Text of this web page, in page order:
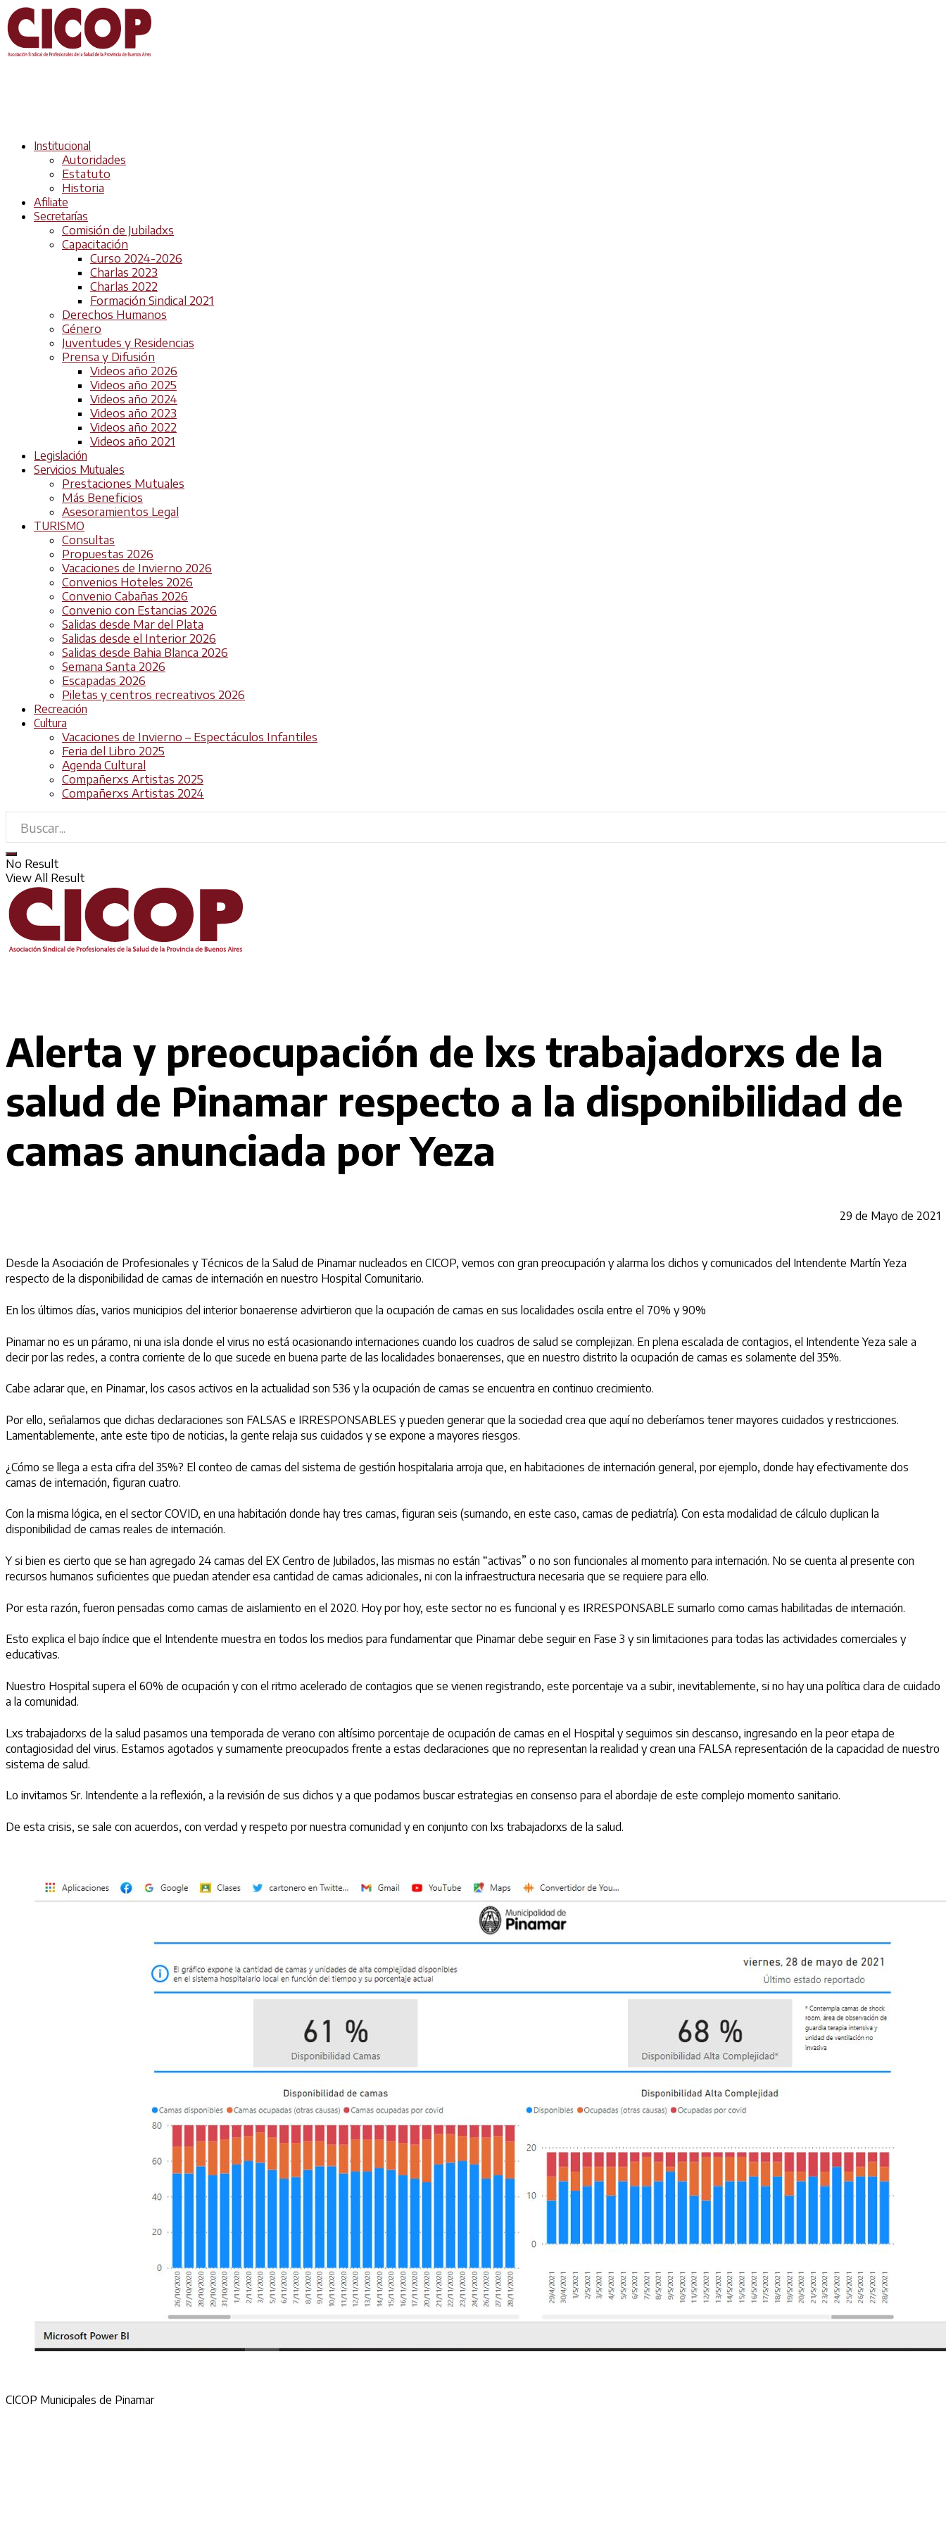
Institucional
Autoridades
Estatuto
Historia
Afiliate
Secretarías
Comisión de Jubiladxs
Capacitación
Curso 2024-2026
Charlas 2023
Charlas 2022
Formación Sindical 2021
Derechos Humanos
Género
Juventudes y Residencias
Prensa y Difusión
Videos año 2026
Videos año 2025
Videos año 2024
Videos año 2023
Videos año 2022
Videos año 2021
Legislación
Servicios Mutuales
Prestaciones Mutuales
Más Beneficios
Asesoramientos Legal
TURISMO
Consultas
Propuestas 2026
Vacaciones de Invierno 2026
Convenios Hoteles 2026
Convenio Cabañas 2026
Convenio con Estancias 2026
Salidas desde Mar del Plata
Salidas desde el Interior 2026
Salidas desde Bahia Blanca 2026
Semana Santa 2026
Escapadas 2026
Piletas y centros recreativos 2026
Recreación
Cultura
Vacaciones de Invierno – Espectáculos Infantiles
Feria del Libro 2025
Agenda Cultural
Compañerxs Artistas 2025
Compañerxs Artistas 2024
No Result
View All Result
Alerta y preocupación de lxs trabajadorxs de la
salud de Pinamar respecto a la disponibilidad de
camas anunciada por Yeza
29 de Mayo de 2021
Desde la Asociación de Profesionales y Técnicos de la Salud de Pinamar nucleados en CICOP, vemos con gran preocupación y alarma los dichos y comunicados del Intendente Martín Yeza
respecto de la disponibilidad de camas de internación en nuestro Hospital Comunitario.
En los últimos días, varios municipios del interior bonaerense advirtieron que la ocupación de camas en sus localidades oscila entre el 70% y 90%
Pinamar no es un páramo, ni una isla donde el virus no está ocasionando internaciones cuando los cuadros de salud se complejizan. En plena escalada de contagios, el Intendente Yeza sale a
decir por las redes, a contra corriente de lo que sucede en buena parte de las localidades bonaerenses, que en nuestro distrito la ocupación de camas es solamente del 35%.
Cabe aclarar que, en Pinamar, los casos activos en la actualidad son 536 y la ocupación de camas se encuentra en continuo crecimiento.
Por ello, señalamos que dichas declaraciones son FALSAS e IRRESPONSABLES y pueden generar que la sociedad crea que aquí no deberíamos tener mayores cuidados y restricciones.
Lamentablemente, ante este tipo de noticias, la gente relaja sus cuidados y se expone a mayores riesgos.
¿Cómo se llega a esta cifra del 35%? El conteo de camas del sistema de gestión hospitalaria arroja que, en habitaciones de internación general, por ejemplo, donde hay efectivamente dos
camas de internación, figuran cuatro.
Con la misma lógica, en el sector COVID, en una habitación donde hay tres camas, figuran seis (sumando, en este caso, camas de pediatría). Con esta modalidad de cálculo duplican la
disponibilidad de camas reales de internación.
Y si bien es cierto que se han agregado 24 camas del EX Centro de Jubilados, las mismas no están “activas” o no son funcionales al momento para internación. No se cuenta al presente con
recursos humanos suficientes que puedan atender esa cantidad de camas adicionales, ni con la infraestructura necesaria que se requiere para ello.
Por esta razón, fueron pensadas como camas de aislamiento en el 2020. Hoy por hoy, este sector no es funcional y es IRRESPONSABLE sumarlo como camas habilitadas de internación.
Esto explica el bajo índice que el Intendente muestra en todos los medios para fundamentar que Pinamar debe seguir en Fase 3 y sin limitaciones para todas las actividades comerciales y
educativas.
Nuestro Hospital supera el 60% de ocupación y con el ritmo acelerado de contagios que se vienen registrando, este porcentaje va a subir, inevitablemente, si no hay una política clara de cuidado
a la comunidad.
Lxs trabajadorxs de la salud pasamos una temporada de verano con altísimo porcentaje de ocupación de camas en el Hospital y seguimos sin descanso, ingresando en la peor etapa de
contagiosidad del virus. Estamos agotados y sumamente preocupados frente a estas declaraciones que no representan la realidad y crean una FALSA representación de la capacidad de nuestro
sistema de salud.
Lo invitamos Sr. Intendente a la reflexión, a la revisión de sus dichos y a que podamos buscar estrategias en consenso para el abordaje de este complejo momento sanitario.
De esta crisis, se sale con acuerdos, con verdad y respeto por nuestra comunidad y en conjunto con lxs trabajadorxs de la salud.
CICOP Municipales de Pinamar